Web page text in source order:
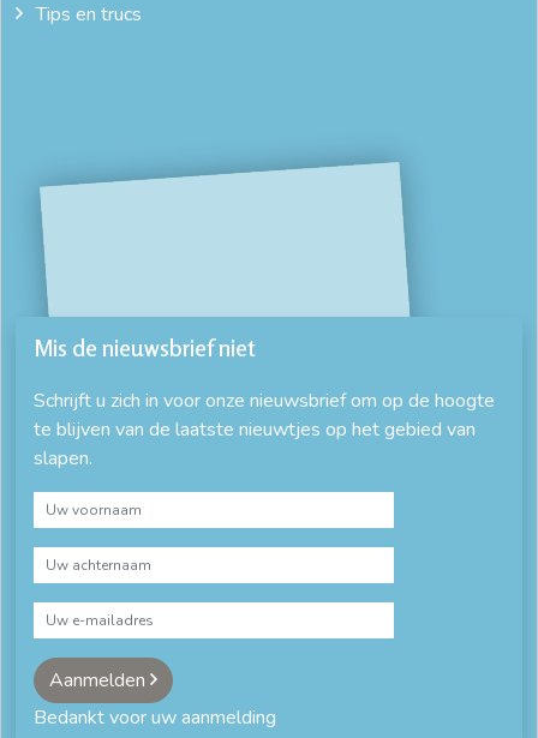
Tips en trucs
Mis de nieuwsbrief niet
Schrijft u zich in voor onze nieuwsbrief om op de hoogte
te blijven van de laatste nieuwtjes op het gebied van
slapen.
Aanmelden
Bedankt voor uw aanmelding